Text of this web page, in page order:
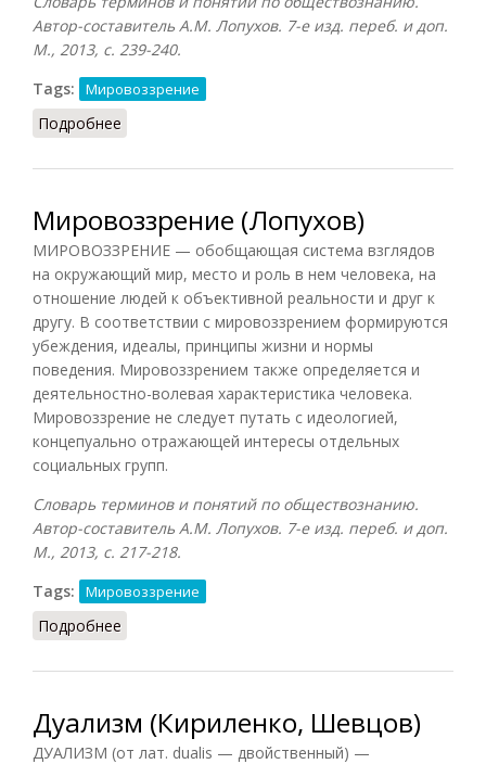
Автор-составитель А.М. Лопухов. 7-е изд. переб. и доп.
М., 2013, с. 239-240.
Tags:
Мировоззрение
Подробнее
Мировоззрение (Лопухов)
МИРОВОЗЗРЕНИЕ — обобщающая система взглядов
на окружающий мир, место и роль в нем человека, на
отношение людей к объективной реальности и друг к
другу. В соответствии с мировоззрением формируются
убеждения, идеалы, принципы жизни и нормы
поведения. Мировоззрением также определяется и
деятельностно-волевая характеристика человека.
Мировоззрение не следует путать с идеологией,
концепуально отражающей интересы отдельных
социальных групп.
Словарь терминов и понятий по обществознанию.
Автор-составитель А.М. Лопухов. 7-е изд. переб. и доп.
М., 2013, с. 217-218.
Tags:
Мировоззрение
Подробнее
Дуализм (Кириленко, Шевцов)
ДУАЛИЗМ (от лат. dualis — двойственный) —